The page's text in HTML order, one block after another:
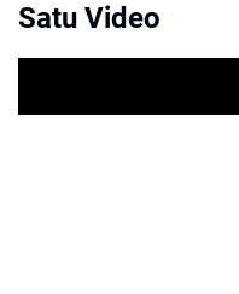
Satu Video